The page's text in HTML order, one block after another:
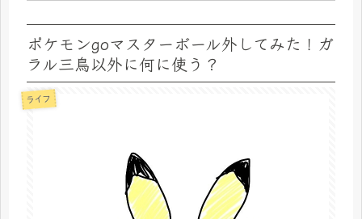
ポケモンgoマスターボール外してみた！ガ
ラル三鳥以外に何に使う？
ライフ